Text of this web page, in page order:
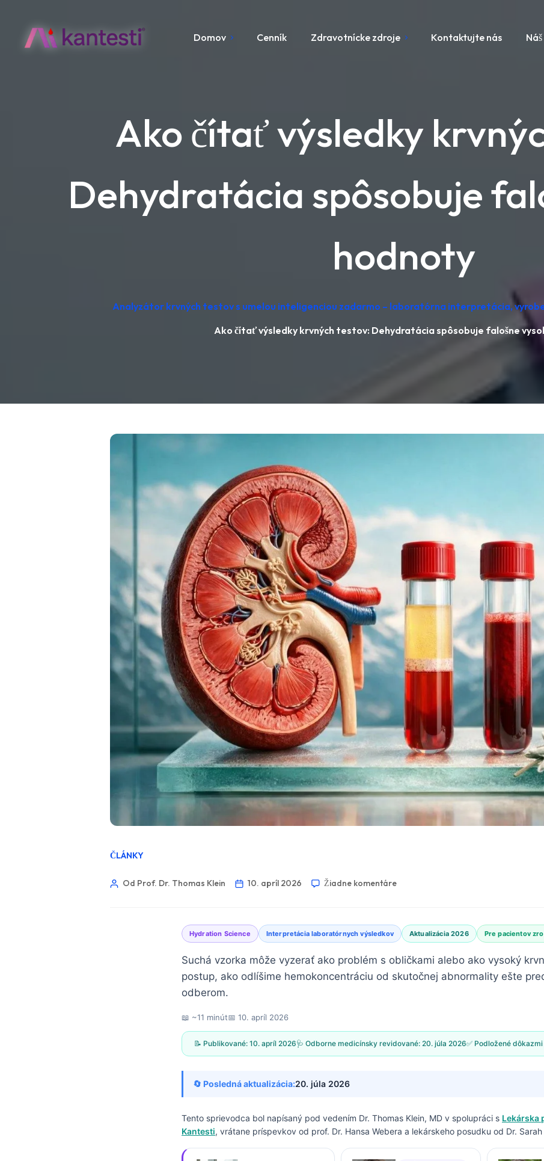
Domov Cenník Zdravotnícke zdroje Kontaktujte nás
Ako čítať výsledky
Dehydratácia spôsobuje
hodnoty
Analyzátor krvných testov s umelou inteligenciou zadarmo – laboratórna interpretácia,
Ako čítať výsledky krvných testov: Dehydratácia spôsobuje falošne
ČLÁNKY
Od Prof. Dr. Thomas Klein 10. apríl 2026 Žiadne komentáre
Hydration Science Interpretácia laboratórnych výsledkov Aktualizácia 2026 Pre pacientov
Suchá vzorka môže vyzerať ako problém s obličkami alebo ako vysoký
postup, ako odlíšime hemokoncentráciu od skutočnej abnormality ešte
odberom.
📖 ~11 minút📅 10. apríl 2026
📝 Publikované: 10. apríl 2026🩺 Odborne medicínsky revidované: 20. júla 2026✅ Podložené dôkazmi
🔄 Posledná aktualizácia:20. júla 2026
Tento sprievodca bol napísaný pod vedením Dr. Thomas Klein, MD v spolupráci s Lekárska
Kantesti, vrátane príspevkov od prof. Dr. Hansa Webera a lekárskeho posudku od Dr. Sarah